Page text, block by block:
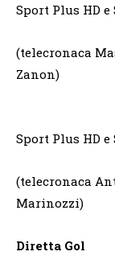
Sport Plus HD e
(telecronaca
Zanon)
Irlanda
Sport Plus HD e
(telecronaca
Marinozzi)
Diretta Gol